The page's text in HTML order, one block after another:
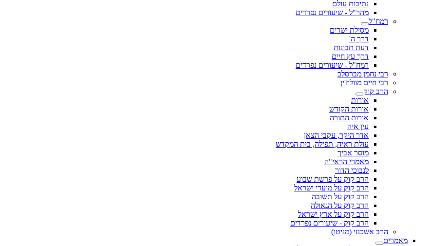
נתיבות עולם
מהר"ל - שיעורים נפרדים
רמח"ל
מסילת ישרים
דרך ה'
דעת תבונות
דרך עץ חיים
רמח"ל - שיעורים נפרדים
רבי נחמן מברסלב
רבי חיים מוולוז'ין
הרב קוק
אורות
אורות הקודש
אורות התורה
עין איה
אדר היקר, עקבי הצאן
עולת ראיה, תפילה, בית המקדש
מוסר אביך
מאמרי הראי"ה
לנבוכי הדור
הרב קוק על פרשת שבוע
הרב קוק על מועדי ישראל
הרב קוק על תשובה
הרב קוק על הגאולה
הרב קוק על ארץ ישראל
הרב קוק - שיעורים נפרדים
הרב אשכנזי (מניטו)
מאמרים